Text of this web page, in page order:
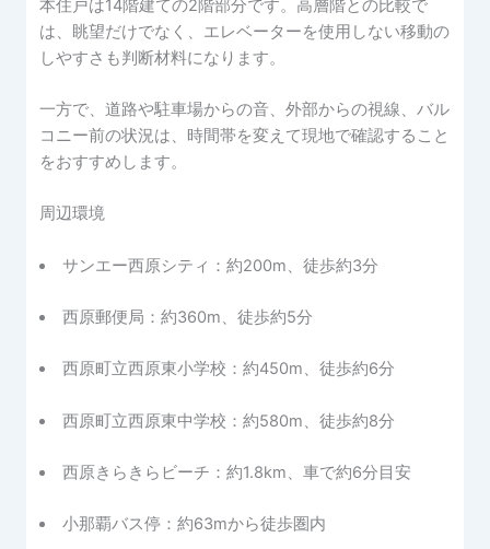
本住戸は14階建ての2階部分です。高層階との比較で
は、眺望だけでなく、エレベーターを使用しない移動の
しやすさも判断材料になります。
一方で、道路や駐車場からの音、外部からの視線、バル
コニー前の状況は、時間帯を変えて現地で確認すること
をおすすめします。
周辺環境
サンエー西原シティ：約200m、徒歩約3分
西原郵便局：約360m、徒歩約5分
西原町立西原東小学校：約450m、徒歩約6分
西原町立西原東中学校：約580m、徒歩約8分
西原きらきらビーチ：約1.8km、車で約6分目安
小那覇バス停：約63mから徒歩圏内